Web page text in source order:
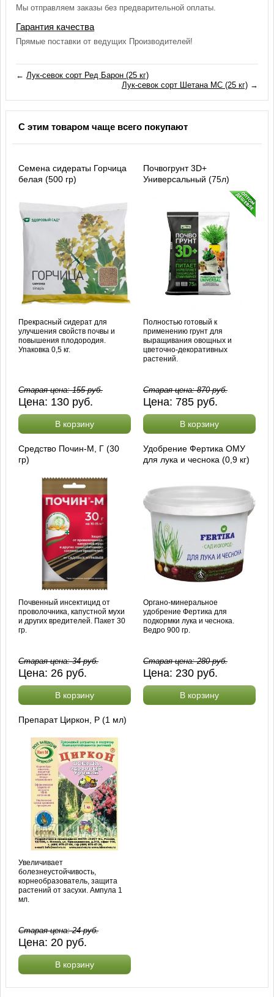
Мы отправляем заказы без предварительной оплаты.
Гарантия качества
Прямые поставки от ведущих Производителей!
←Лук-севок сорт Ред Барон (25 кг)
Лук-севок сорт Шетана МС (25 кг)→
С этим товаром чаще всего покупают
Семена сидераты Горчица
белая (500 гр)
Прекрасный сидерат для
улучшения свойств почвы и
повышения плодородия.
Упаковка 0,5 кг.
Старая цена:155руб.
Цена: 130 руб.
В корзину
Почвогрунт 3D+
Универсальный (75л)
Полностью готовый к
применению грунт для
выращивания овощных и
цветочно-декоративных
растений.
Старая цена:870руб.
Цена: 785 руб.
В корзину
Средство Почин-М, Г (30
гр)
Почвенный инсектицид от
проволочника, капустной мухи
и других вредителей. Пакет 30
гр.
Старая цена:34руб.
Цена: 26 руб.
В корзину
Удобрение Фертика ОМУ
для лука и чеснока (0,9 кг)
Органо-минеральное
удобрение Фертика для
подкормки лука и чеснока.
Ведро 900 гр.
Старая цена:280руб.
Цена: 230 руб.
В корзину
Препарат Циркон, Р (1 мл)
Увеличивает
болезнеустойчивость,
корнеобразователь, защита
растений от засухи. Ампула 1
мл.
Старая цена:24руб.
Цена: 20 руб.
В корзину